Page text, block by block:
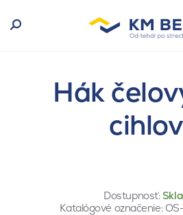
Hák
Dostupnosť:
Katalógové označenie: